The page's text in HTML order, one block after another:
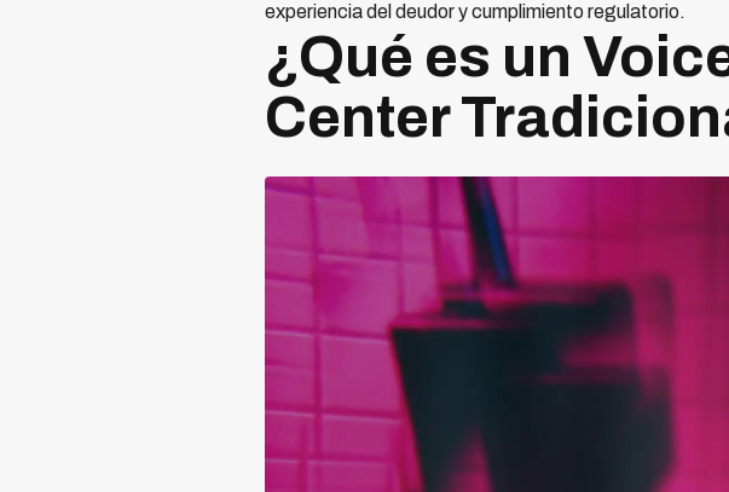
experiencia del deudor y cumplimiento regulatorio.
¿Qué es un
Center